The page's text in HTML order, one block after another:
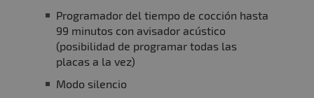
Programador del tiempo de cocción hasta
99 minutos con avisador acústico
(posibilidad de programar todas las
placas a la vez)
Modo silencio